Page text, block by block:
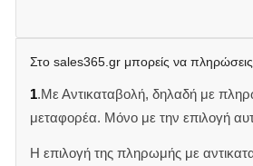
Στο sales365.gr μπορείς να
1.Με Αντικαταβολή, δηλαδή με
μεταφορέα. Μόνο με την επιλογή
Η επιλογή της πληρωμής με